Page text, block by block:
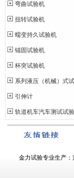
弯曲试验机
扭转试验机
蠕变持久试验机
锚固试验机
杯突试验机
系列液压（机械）式
引伸计
轨道机车汽车测试试
金力试验专业生产：